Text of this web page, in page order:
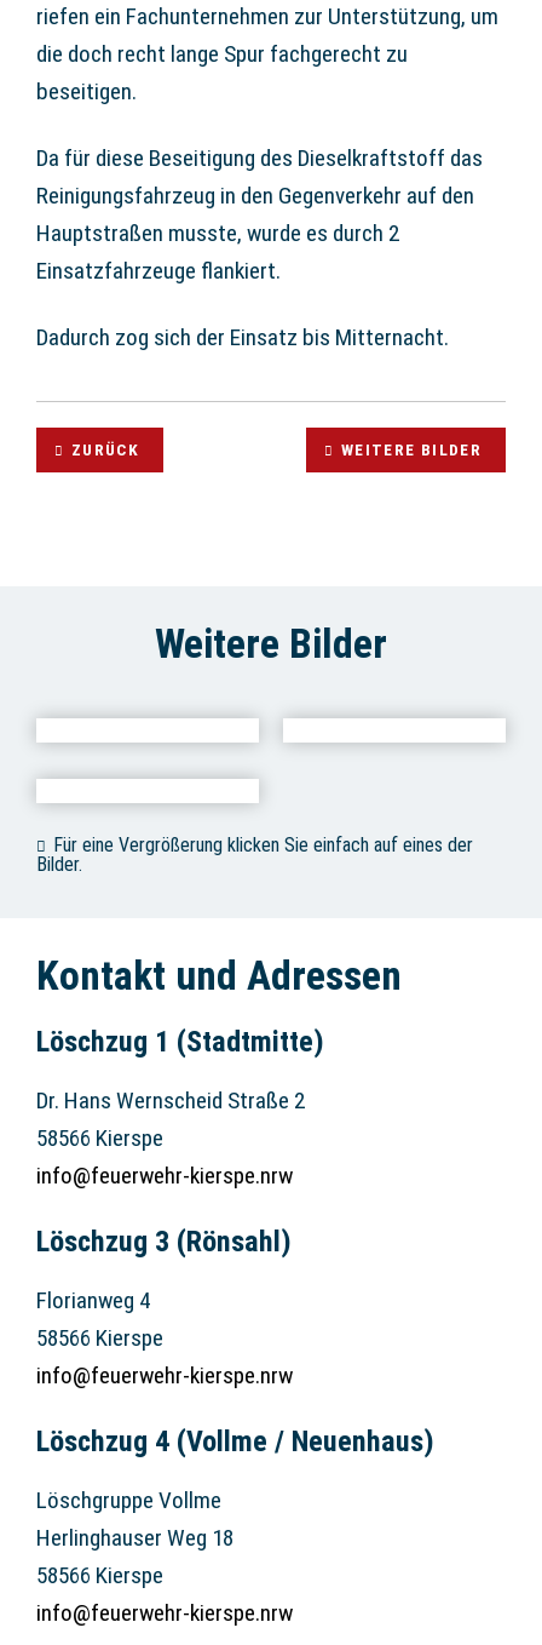
riefen ein Fachunternehmen zur Unterstützung, um
die doch recht lange Spur fachgerecht zu
beseitigen.
Da für diese Beseitigung des Dieselkraftstoff das
Reinigungsfahrzeug in den Gegenverkehr auf den
Hauptstraßen musste, wurde es durch 2
Einsatzfahrzeuge flankiert.
Dadurch zog sich der Einsatz bis Mitternacht.
ZURÜCK WEITERE BILDER
Weitere Bilder
Für eine Vergrößerung klicken Sie einfach auf eines der
Bilder.
Kontakt und Adressen
Löschzug 1 (Stadtmitte)
Dr. Hans Wernscheid Straße 2
58566 Kierspe
info@feuerwehr-kierspe.nrw
Löschzug 3 (Rönsahl)
Florianweg 4
58566 Kierspe
info@feuerwehr-kierspe.nrw
Löschzug 4 (Vollme / Neuenhaus)
Löschgruppe Vollme
Herlinghauser Weg 18
58566 Kierspe
info@feuerwehr-kierspe.nrw